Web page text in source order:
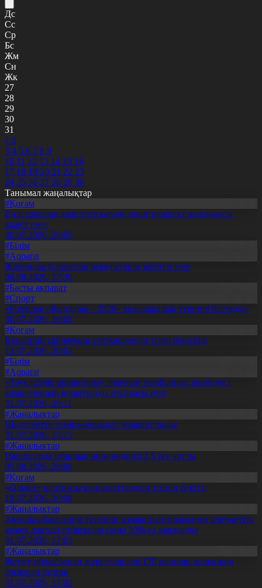
Дс
Сс
Ср
Бс
Жм
Сн
Жк
27
28
29
30
31
1 2
3 4 5 6 7 8 9
10 11 12 13 14 15 16
17 18 19 20 21 22 23
24 25 26 27 28 29 30
Танымал жаңалықтар
#Қоғам
Енді салалық дәрігерге қаралу үшін терапевт жолдамасы
қажет емес
30.07.2026, 20:05
#Білім
#Aqparat
Жапондар Қазақстан өсімдіктерін зерттеп жүр
04.08.2026, 17:30
#Басты ақпарат
#Спорт
«Болашақ ойындары – 2026» халықаралық турнирі басталды
30.07.2026, 10:01
#Қоғам
Құрылтай сайлауына үміткерлердің тізімі бекітілді
13.07.2026, 20:03
#Білім
#Aqparat
«Тәуелсіздік ұрпақтары» грантын тағайындау жөніндегі
комиссияның қорытынды отырысы өтті
31.07.2026, 20:11
#Жаңалықтар
Шымкентте теміржолшылар марапатталды
31.07.2026, 17:15
#Жаңалықтар
Павлодарда отандық өнім өндірісі 1,5 есе артты
05.08.2026, 20:06
#Қоғам
«Әділет» партиясы кандидаттардың тізімін бекітті
10.07.2026, 20:08
#Жаңалықтар
Ақмола облысында тұрақты жұмыстың арқасында әлеуметтік
көмек алатын отбасылар саны 50%-ға қысқарды
31.07.2026, 17:03
#Жаңалықтар
Жетісу облысының жүргізушілері 170 мыңнан астам жол
ережесін бұзған
31.07.2026, 17:02